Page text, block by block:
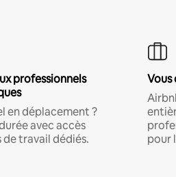
professionnels
en déplacement ?
avec accès
travail dédiés.
Vous
pour